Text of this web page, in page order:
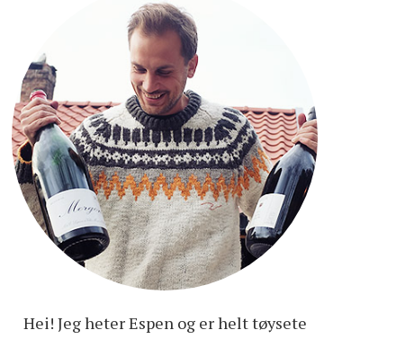
Hei! Jeg heter Espen og er helt tøysete